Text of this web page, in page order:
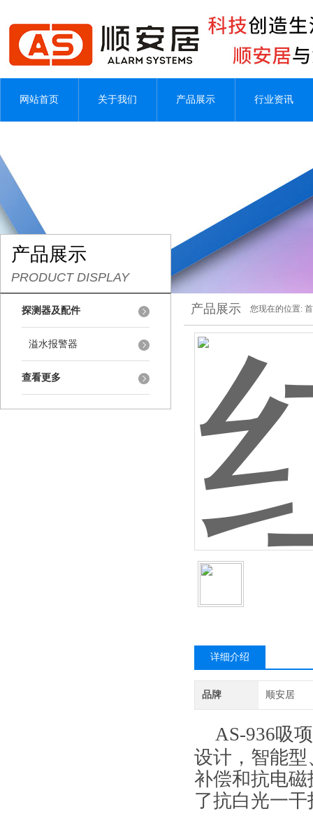
网站首页 关于我们 产品展示 行业资讯
产品展示
PRODUCT DISPLAY
探测器及配件
溢水报警器
查看更多
产品展示 您现在的位置:
详细介绍
品牌 顺安居
AS-936吸
设计，智能
补偿和抗电
了抗白光一